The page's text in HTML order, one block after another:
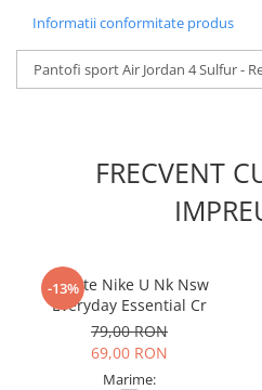
Informatii conformitate produs
Pantofi sport Air Jordan 4 Sulfur -
FRECVENT
-13%
Sosete Nike U Nk Nsw
Everyday Essential Cr
79,00 RON
69,00 RON
Marime: